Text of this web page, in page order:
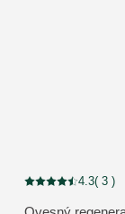
1 zákazníky
Aktuální 4.3( 3 )